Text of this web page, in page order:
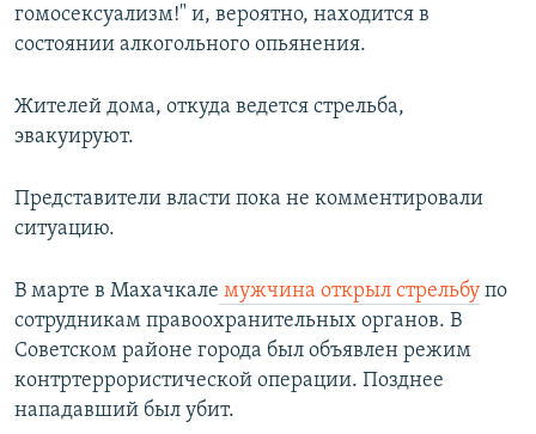
гомосексуализм!" и, вероятно, находится в
состоянии алкогольного опьянения.
Жителей дома, откуда ведется стрельба,
эвакуируют.
Представители власти пока не комментировали
ситуацию.
В марте в Махачкале мужчина открыл стрельбу по
сотрудникам правоохранительных органов. В
Советском районе города был объявлен режим
контртеррористической операции. Позднее
нападавший был убит.